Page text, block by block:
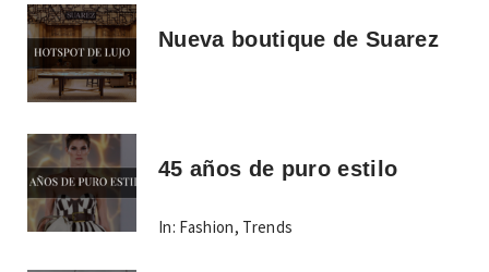
Nueva boutique de Suarez
45 años de puro estilo
In: Fashion, Trends